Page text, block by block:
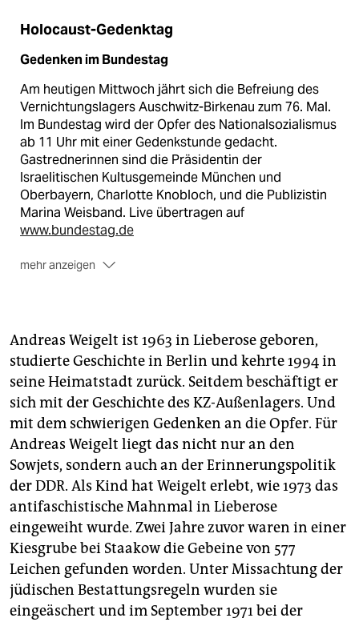
Holocaust-Gedenktag
Gedenken im Bundestag
Am heutigen Mittwoch jährt sich die Befreiung des
Vernichtungslagers Auschwitz-Birkenau zum 76. Mal.
Im Bundestag wird der Opfer des Nationalsozialismus
ab 11 Uhr mit einer Gedenkstunde gedacht.
Gastrednerinnen sind die Präsidentin der
Israelitischen Kultusgemeinde München und
Oberbayern, Charlotte Knobloch, und die Publizistin
Marina Weisband. Live übertragen auf
www.bundestag.de
mehr anzeigen
Holocaust-Überlebende Eva Schloss über ihre
Kindheit, die Zeit im Versteck, über Monate voller
Schrecken im Lager und den Tag der Befreiung.
Gemeinsam mit ihrer Mutter war die 15-Jährige unter
den ca. 7.000 Häftlingen, die am 27. Januar 1945 von
der Sowjetischen Armee aus dem
Konzentrationslager Auschwitz befreit wurden.
Gezeigt wird das Gespräch ab 19.30 Uhrauf dem
Youtube-Kanal des Jüdischen Museums Berlin.(taz)
Andreas Weigelt ist 1963 in Lieberose geboren,
studierte Geschichte in Berlin und kehrte 1994 in
seine Heimatstadt zurück. Seitdem beschäftigt er
sich mit der Geschichte des KZ-Außenlagers. Und
mit dem schwierigen Gedenken an die Opfer. Für
Andreas Weigelt liegt das nicht nur an den
Sowjets, sondern auch an der Erinnerungspolitik
der DDR. Als Kind hat Weigelt erlebt, wie 1973 das
antifaschistische Mahnmal in Lieberose
eingeweiht wurde. Zwei Jahre zuvor waren in einer
Kiesgrube bei Staakow die Gebeine von 577
Leichen gefunden worden. Unter Missachtung der
jüdischen Bestattungsregeln wurden sie
eingeäschert und im September 1971 bei der